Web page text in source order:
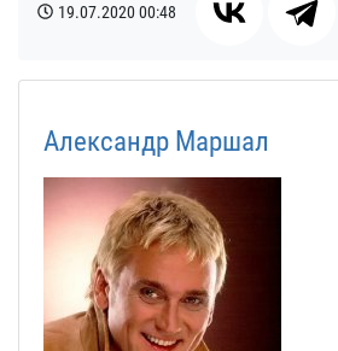
19.07.202000:48
Александр Маршал